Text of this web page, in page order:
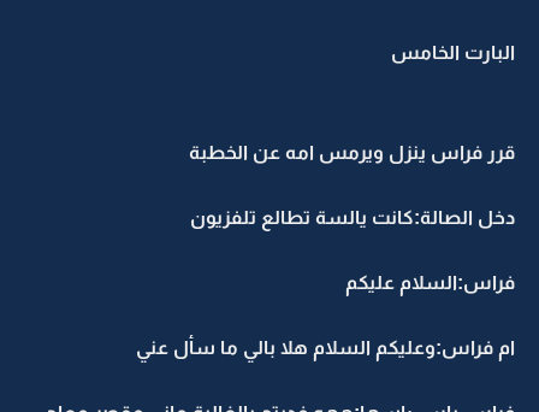
البارت الخامس
قرر فراس ينزل ويرمس امه عن الخطبة
دخل الصالة:كانت يالسة تطالع تلفزيون
فراس:السلام عليكم
ام فراس:وعليكم السلام هلا بالي ما سأل عني